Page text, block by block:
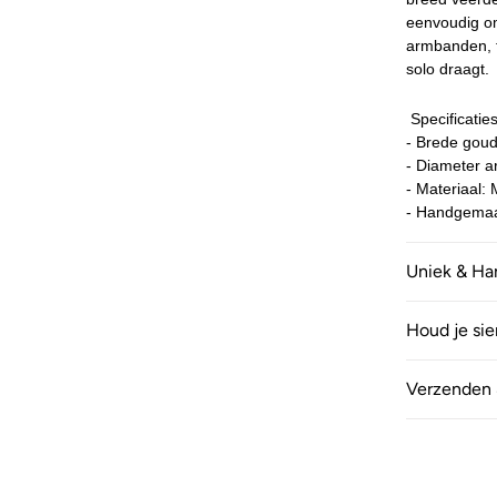
eenvoudig
armbanden,
solo draagt.
- Brede
- Diameter
- Materiaal:
-
Uniek &
Houd je
Verzenden